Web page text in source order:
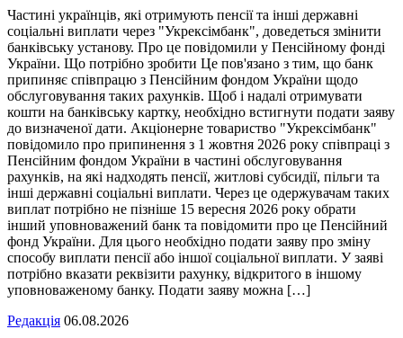
Частині українців, які отримують пенсії та інші державні
соціальні виплати через "Укрексімбанк", доведеться змінити
банківську установу. Про це повідомили у Пенсійному фонді
України. Що потрібно зробити Це пов'язано з тим, що банк
припиняє співпрацю з Пенсійним фондом України щодо
обслуговування таких рахунків. Щоб і надалі отримувати
кошти на банківську картку, необхідно встигнути подати заяву
до визначеної дати. Акціонерне товариство "Укрексімбанк"
повідомило про припинення з 1 жовтня 2026 року співпраці з
Пенсійним фондом України в частині обслуговування
рахунків, на які надходять пенсії, житлові субсидії, пільги та
інші державні соціальні виплати. Через це одержувачам таких
виплат потрібно не пізніше 15 вересня 2026 року обрати
інший уповноважений банк та повідомити про це Пенсійний
фонд України. Для цього необхідно подати заяву про зміну
способу виплати пенсії або іншої соціальної виплати. У заяві
потрібно вказати реквізити рахунку, відкритого в іншому
уповноваженому банку. Подати заяву можна […]
Редакція 06.08.2026